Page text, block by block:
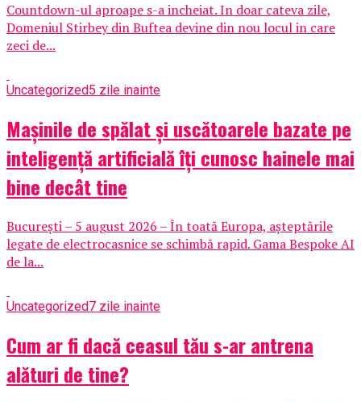
Countdown-ul aproape s-a incheiat. In doar cateva zile,
Domeniul Stirbey din Buftea devine din nou locul in care
zeci de...
Uncategorized5 zile inainte
Mașinile de spălat și uscătoarele bazate pe
inteligență artificială îți cunosc hainele mai
bine decât tine
București – 5 august 2026 – În toată Europa, așteptările
legate de electrocasnice se schimbă rapid. Gama Bespoke AI
de la...
Uncategorized7 zile inainte
Cum ar fi dacă ceasul tău s-ar antrena
alături de tine?